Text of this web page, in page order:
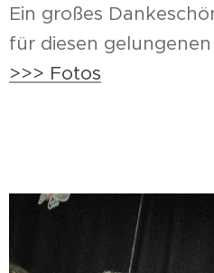
Ein großes
für diesen
>>> Fotos